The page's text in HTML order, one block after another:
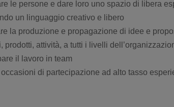
le persone e dare loro uno spazio di libera
un linguaggio creativo e libero
la produzione e propagazione di idee e
prodotti, attività, a tutti i livelli
il lavoro in team
di partecipazione ad alto tasso